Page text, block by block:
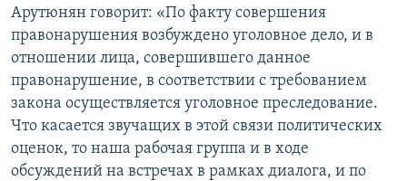
Арутюнян говорит: «По факту совершения
правонарушения возбуждено уголовное дело, и в
отношении лица, совершившего данное
правонарушение, в соответствии с требованием
закона осуществляется уголовное преследование.
Что касается звучащих в этой связи политических
оценок, то наша рабочая группа и в ходе
обсуждений на встречах в рамках диалога, и по